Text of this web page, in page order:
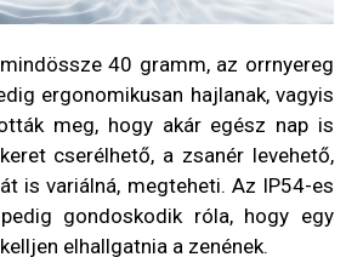
40 gramm, az orrnyereg
ergonomikusan hajlanak, vagyis
meg, hogy akár egész nap is
cserélhető, a zsanér levehető,
is variálná, megteheti. Az IP54-es
gondoskodik róla, hogy egy
elhallgatnia a zenének.